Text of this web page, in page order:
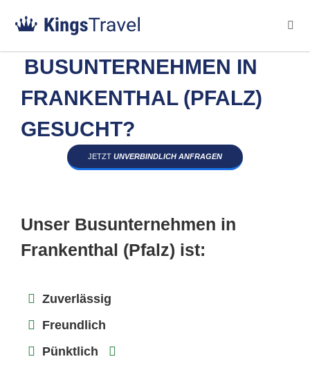
BUSUNTERNEHMEN IN
FRANKENTHAL (PFALZ)
GESUCHT?
JETZT UNVERBINDLICH ANFRAGEN
Unser Busunternehmen in
Frankenthal (Pfalz) ist:
Zuverlässig
Freundlich
Pünktlich